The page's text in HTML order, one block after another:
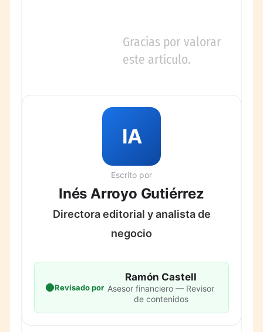
Gracias por valorar
este artículo.
IA
Escrito por
Inés Arroyo Gutiérrez
Directora editorial y analista de
negocio
Revisado por
Ramón Castell
Asesor financiero — Revisor
de contenidos